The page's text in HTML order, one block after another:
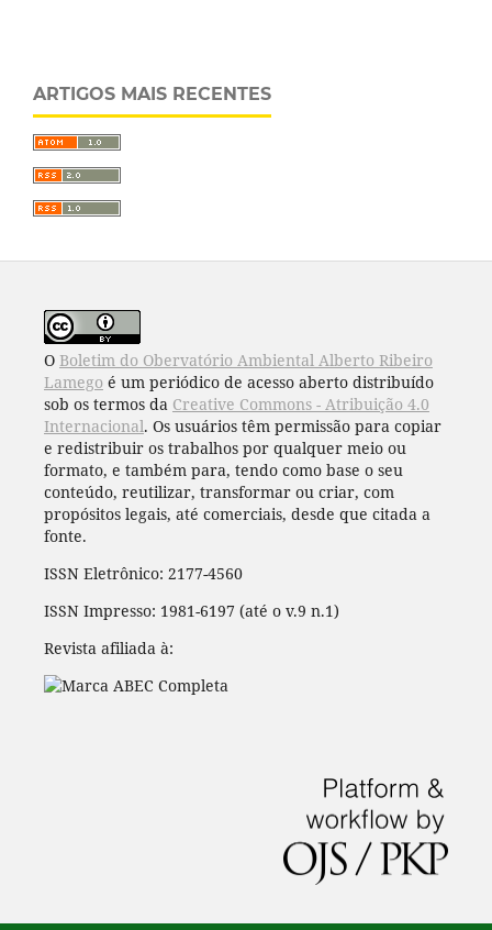
ARTIGOS MAIS RECENTES
O Boletim do Obervatório Ambiental Alberto Ribeiro
Lamego é um periódico de acesso aberto distribuído
sob os termos da Creative Commons - Atribuição 4.0
Internacional. Os usuários têm permissão para copiar
e redistribuir os trabalhos por qualquer meio ou
formato, e também para, tendo como base o seu
conteúdo, reutilizar, transformar ou criar, com
propósitos legais, até comerciais, desde que citada a
fonte.
ISSN Eletrônico: 2177-4560
ISSN Impresso: 1981-6197 (até o v.9 n.1)
Revista afiliada à: